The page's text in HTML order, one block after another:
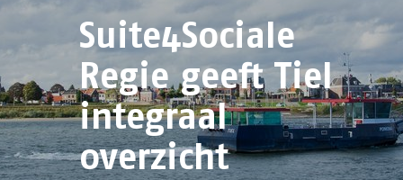
Suite4Sociale
Regie geeft Tiel
integraal
overzicht